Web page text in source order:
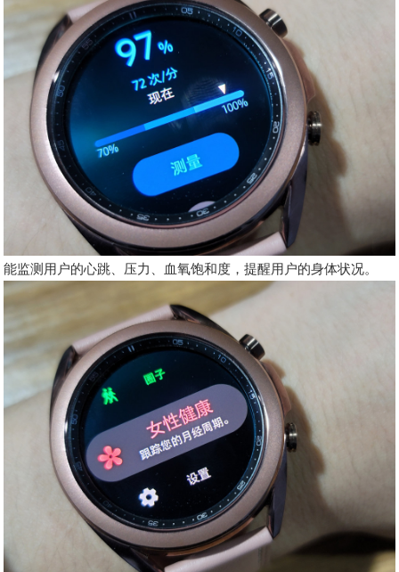
能监测用户的心跳、压力、血氧饱和度，提醒用户的身体状况。